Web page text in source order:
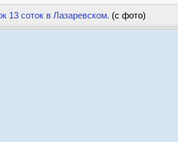
13 соток в Лазаревском. (с фото)